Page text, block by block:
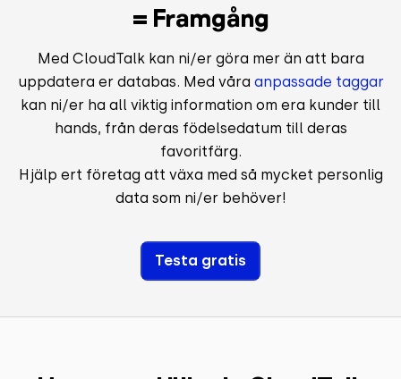
= Framgång
Med CloudTalk kan ni/er göra mer än att bara
uppdatera er databas. Med våra anpassade taggar
kan ni/er ha all viktig information om era kunder till
hands, från deras födelsedatum till deras
favoritfärg.
Hjälp ert företag att växa med så mycket personlig
data som ni/er behöver!
Testa gratis